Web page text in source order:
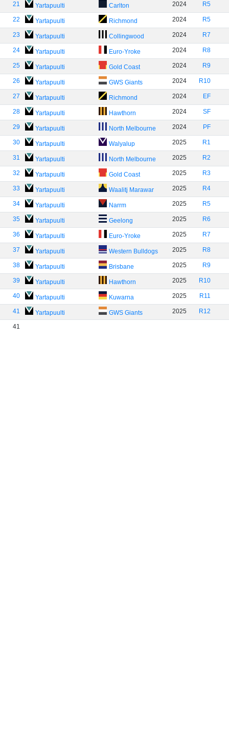
21 Yartapuulti Carlton 2024 R5
22 Yartapuulti Richmond 2024 R5
23 Yartapuulti Collingwood 2024 R7
24 Yartapuulti Euro-Yroke 2024 R8
25 Yartapuulti Gold Coast 2024 R9
26 Yartapuulti GWS Giants 2024 R10
27 Yartapuulti Richmond 2024 EF
28 Yartapuulti Hawthorn 2024 SF
29 Yartapuulti North Melbourne 2024 PF
30 Yartapuulti Walyalup 2025 R1
31 Yartapuulti North Melbourne 2025 R2
32 Yartapuulti Gold Coast 2025 R3
33 Yartapuulti Waalitj Marawar 2025 R4
34 Yartapuulti Narrm 2025 R5
35 Yartapuulti Geelong 2025 R6
36 Yartapuulti Euro-Yroke 2025 R7
37 Yartapuulti Western Bulldogs 2025 R8
38 Yartapuulti Brisbane 2025 R9
39 Yartapuulti Hawthorn 2025 R10
40 Yartapuulti Kuwarna 2025 R11
41 Yartapuulti GWS Giants 2025 R12
41